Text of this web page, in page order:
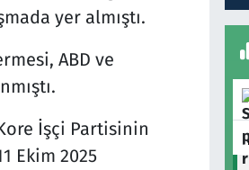
yer almıştı.
ABD ve
İşçi Partisinin
Ekim 2025